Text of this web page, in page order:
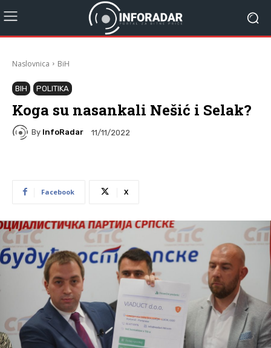
Naslovnica BiH
BIH POLITIKA
Koga su nasankali Nešić i Selak?
By InfoRadar 11/11/2022
Facebook X